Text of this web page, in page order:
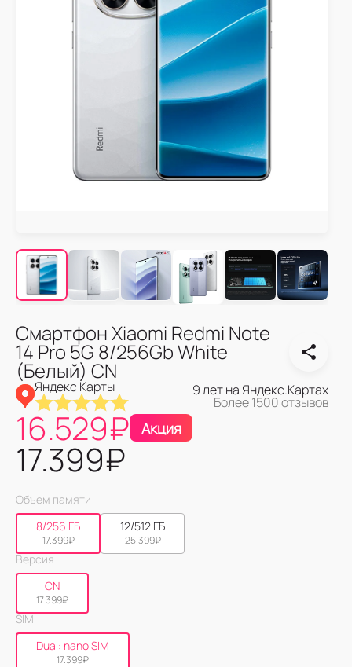
Смартфон Xiaomi Redmi Note
14 Pro 5G 8/256Gb White
(Белый) CN
Яндекс Карты 9 лет на Яндекс.Картах
Более 1500 отзывов
16.529₽ Акция
17.399₽
Объем памяти
8/256 ГБ
17.399₽
12/512 ГБ
25.399₽
Версия
CN
17.399₽
SIM
Dual: nano SIM
17.399₽